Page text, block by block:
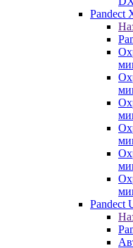
Pandect
Pandect